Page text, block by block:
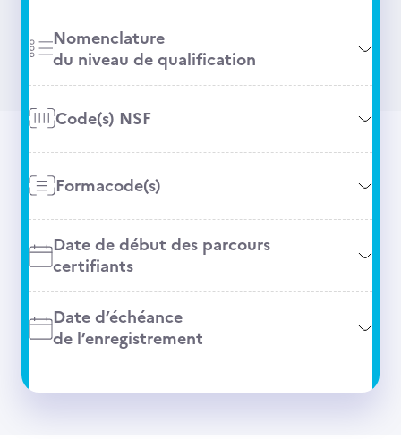
Nomenclature
du niveau de qualification
Code(s) NSF
Formacode(s)
Date de début des parcours
certifiants
Date d’échéance
de l’enregistrement